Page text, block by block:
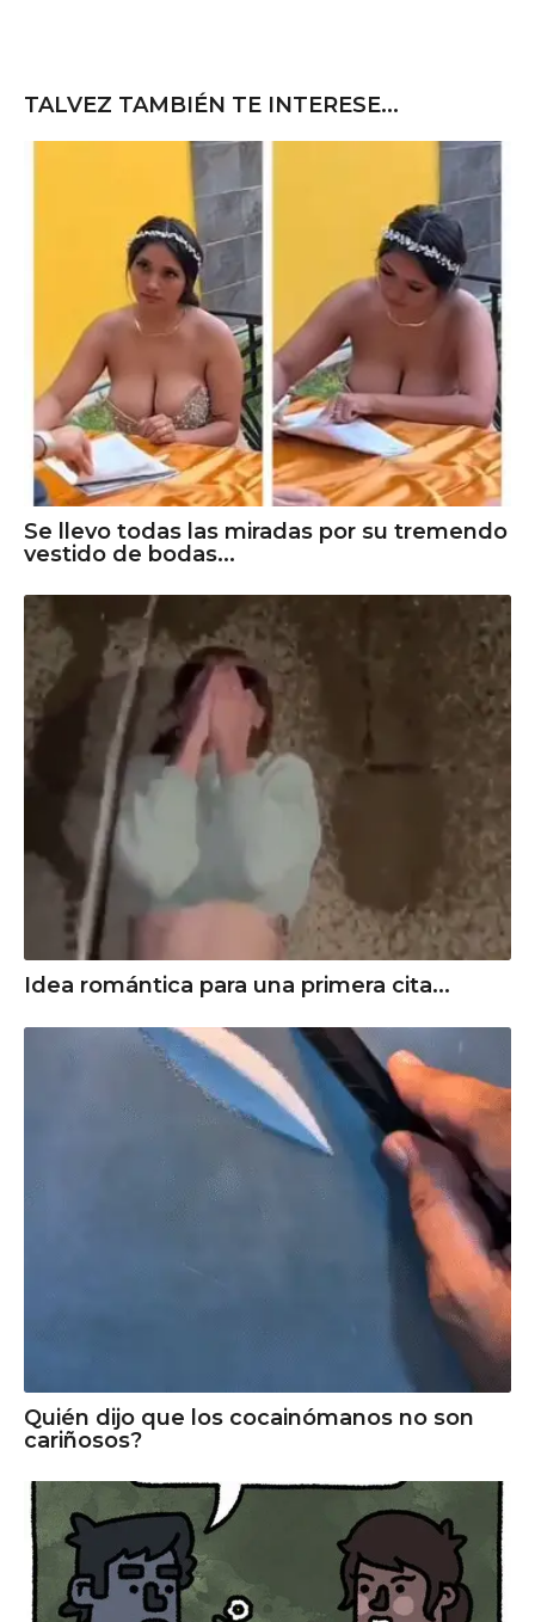
TALVEZ TAMBIÉN TE INTERESE...
Se llevo todas las miradas por su tremendo
vestido de bodas...
Idea romántica para una primera cita...
Quién dijo que los cocainómanos no son
cariñosos?